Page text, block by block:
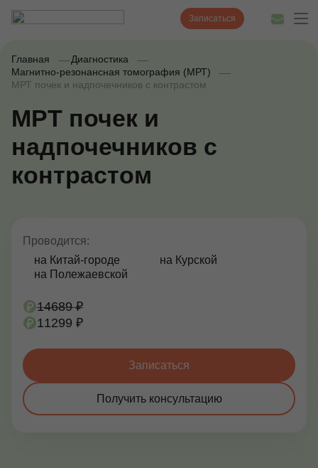
О нас
Полезные статьи
+7 (495) 628-22-05
Наши врачи
Записаться
Главная
Диагностика
Магнитно-резонансная томография (МРТ)
МРТ почек и надпочечников с контрастом
МРТ почек и
надпочечников с
контрастом
Проводится:
на Китай-городе
на Курской
на Полежаевской
14689 ₽
11299 ₽
Записаться
Получить консультацию